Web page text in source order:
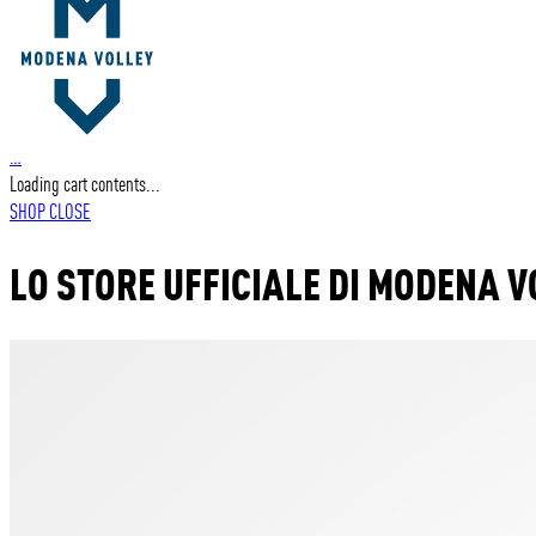
…
Loading cart contents...
SHOPCLOSE
LO STORE UFFICIALE DI MODENA